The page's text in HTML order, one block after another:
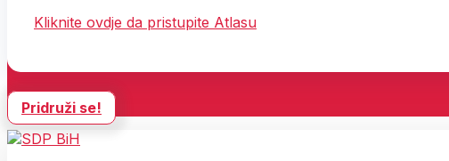
Kliknite ovdje da pristupite Atlasu
Pridruži se!